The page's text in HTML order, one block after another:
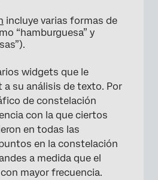
×
incluye varias formas de
“hamburguesa” y
widgets que le
a su análisis de texto. Por
de constelación
con la que ciertos
en todas las
en la constelación
a medida que el
mayor frecuencia.